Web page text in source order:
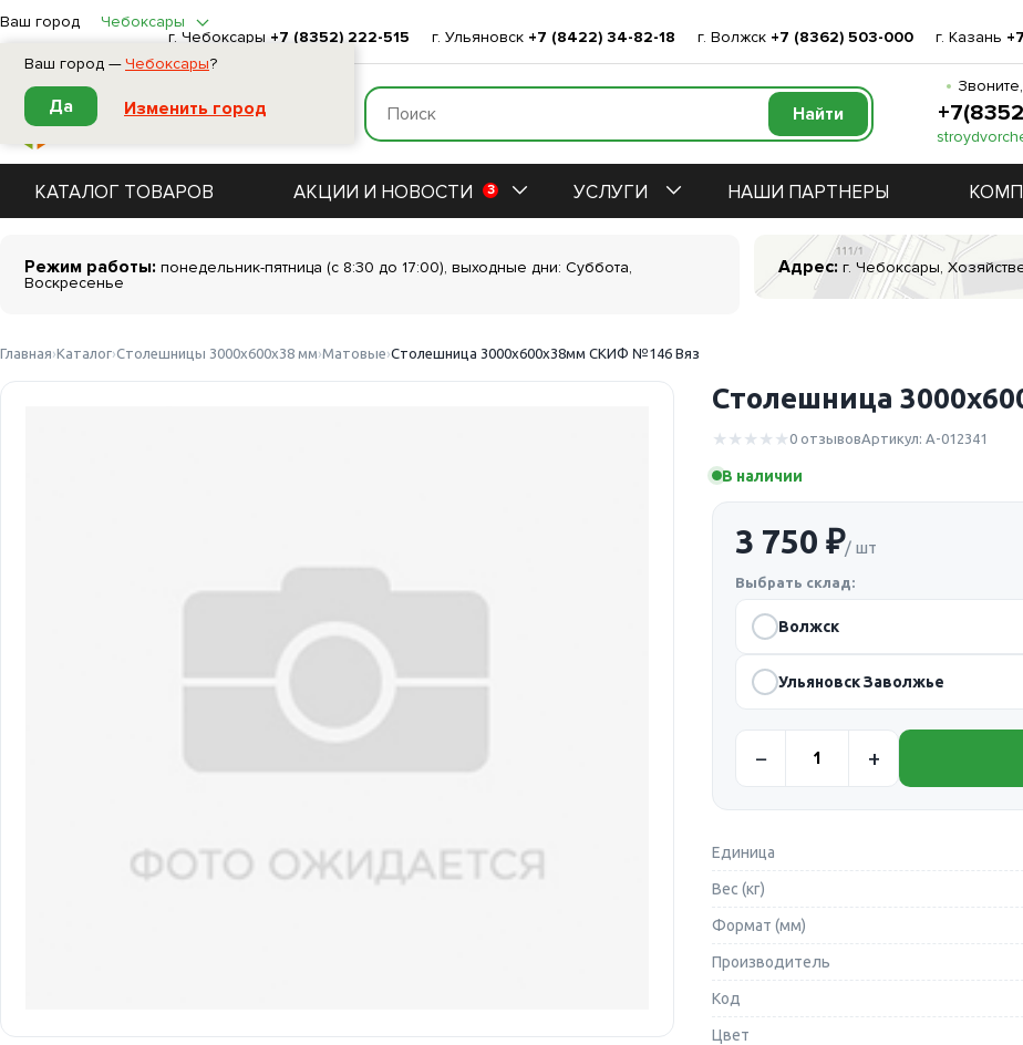
Ваш город —Чебоксары?
Да Изменить город
Ваш город
Чебоксары
г. Чебоксары +7 (8352) 222-515 г. Ульяновск +7 (8422) 34-82-18 г. Волжск +7 (8362) 503-000 г. Казань
КАТАЛОГ ТОВАРОВ АКЦИИ И НОВОСТИ 3 УСЛУГИ НАШИ ПАРТНЕРЫ
Режим работы: понедельник-пятница (с 8:30 до 17:00), выходные дни: Суббота,
Воскресенье
Адрес: г. Чебоксары,
Главная Каталог Столешницы 3000х600х38 мм Матовые Столешница 3000х600х38мм СКИФ №146 Вяз
Столешница
0 отзывовАртикул: А-012341
В наличии
3 750 ₽/ шт
Выбрать склад:
Волжск
Ульяновск Заволжье
Единица
Вес (кг)
Формат (мм)
Производитель
Код
Цвет